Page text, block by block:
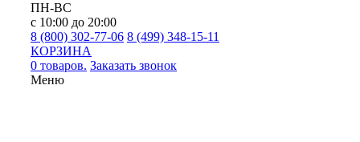
ПН-ВС
с 10:00 до 20:00
8 (800) 302-77-06 8 (499) 348-15-11
КОРЗИНА
0 товаров. Заказать звонок
Меню